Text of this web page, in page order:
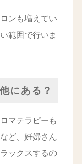
ンも増えてい
範囲で行いま
にある？
マテラピーも
ど、妊婦さん
ックスするの